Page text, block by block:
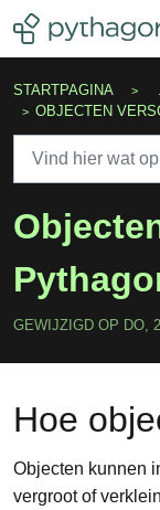
Doorgaan naar
STARTPAGINA
OBJECTEN
GEWIJZIGD OP DO,
Hoe
Objecten kunnen
vergroot of